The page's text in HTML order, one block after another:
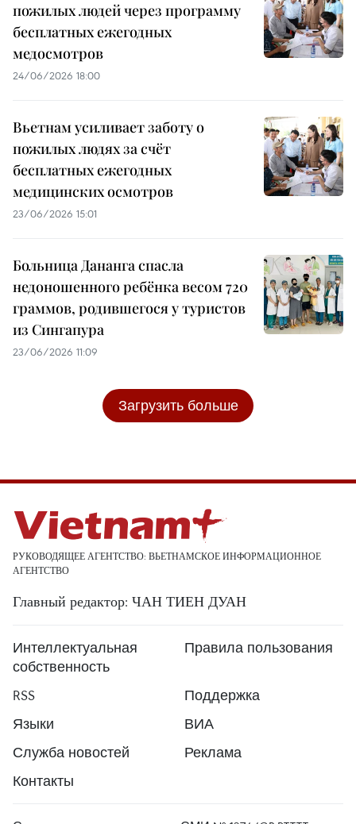
пожилых людей через программу
бесплатных ежегодных
медосмотров
24/06/2026 18:00
Вьетнам усиливает заботу о
пожилых людях за счёт
бесплатных ежегодных
медицинских осмотров
23/06/2026 15:01
Больница Дананга спасла
недоношенного ребёнка весом 720
граммов, родившегося у туристов
из Сингапура
23/06/2026 11:09
Загрузить больше
РУКОВОДЯЩЕЕ АГЕНТСТВО: ВЬЕТНАМСКОЕ ИНФОРМАЦИОННОЕ
АГЕНТСТВО
Главный редактор: ЧАН ТИЕН ДУАН
Интеллектуальная
собственность
Правила пользования
RSS
Поддержка
Языки
ВИА
Служба новостей
Реклама
Контакты